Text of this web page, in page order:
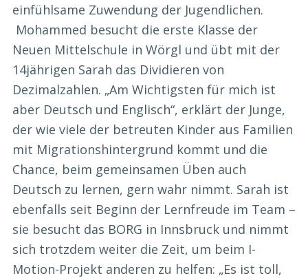
einfühlsame Zuwendung der Jugendlichen.
Mohammed besucht die erste Klasse der
Neuen Mittelschule in Wörgl und übt mit der
14jährigen Sarah das Dividieren von
Dezimalzahlen. „Am Wichtigsten für mich ist
aber Deutsch und Englisch“, erklärt der Junge,
der wie viele der betreuten Kinder aus Familien
mit Migrationshintergrund kommt und die
Chance, beim gemeinsamen Üben auch
Deutsch zu lernen, gern wahr nimmt. Sarah ist
ebenfalls seit Beginn der Lernfreude im Team –
sie besucht das BORG in Innsbruck und nimmt
sich trotzdem weiter die Zeit, um beim I-
Motion-Projekt anderen zu helfen: „Es ist toll,